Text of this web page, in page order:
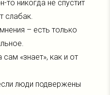
никогда не спустит
слабак.
– есть только
«знает», как и от
люди подвержены